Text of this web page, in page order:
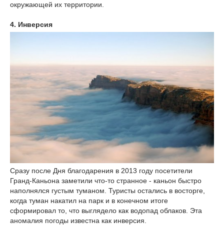
окружающей их территории.
4. Инверсия
Сразу после Дня благодарения в 2013 году посетители
Гранд-Каньона заметили что-то странное - каньон быстро
наполнялся густым туманом. Туристы остались в восторге,
когда туман накатил на парк и в конечном итоге
сформировал то, что выглядело как водопад облаков. Эта
аномалия погоды известна как инверсия.